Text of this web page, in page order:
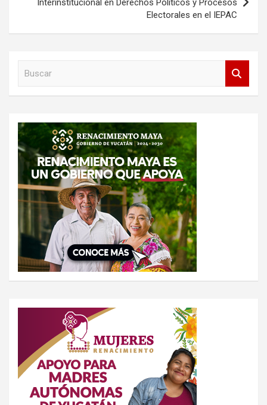
Interinstitucional en Derechos Políticos y Procesos
Electorales en el IEPAC
r